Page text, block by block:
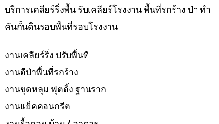
บริการเคลียร์ริ่งพื้น รับเคลียร์โรงงาน พื้นที่รกร้าง ป่า ทำ
คันกั้นดินรอบพื้นที่รอบโรงงาน
งานเคลียร์ริ่ง ปรับพื้นที่
งานตีป่าพื้นที่รกร้าง
งานขุดหลุม ฟุตติ้ง ฐานราก
งานแย็คคอนกรีต